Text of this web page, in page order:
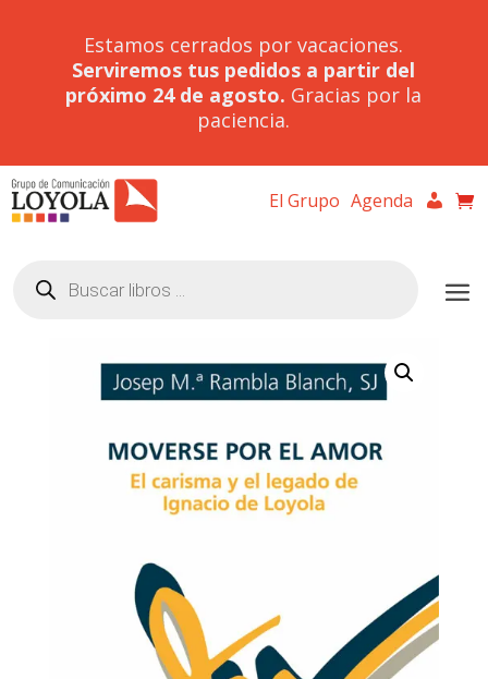
Estamos cerrados por vacaciones.
Serviremos tus pedidos a partir del
próximo 24 de agosto. Gracias por la
paciencia.
El Grupo Agenda
productos